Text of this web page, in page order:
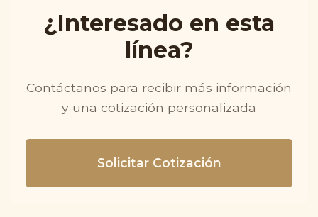
¿Interesado en esta
línea?
Contáctanos para recibir más información
y una cotización personalizada
Solicitar Cotización